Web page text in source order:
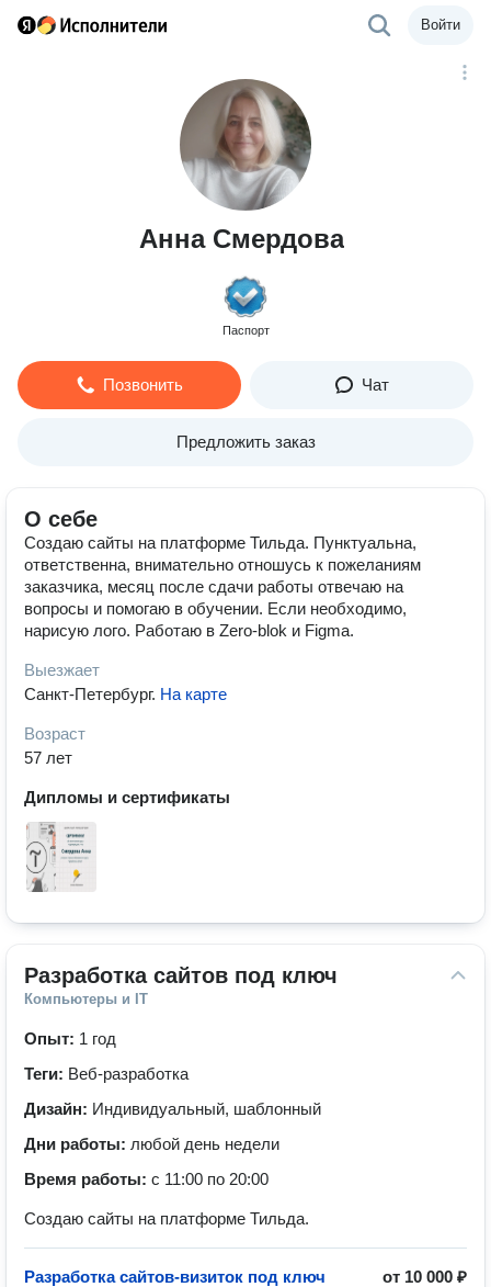
Войти
Анна Смердова
Паспорт
Позвонить Чат
Предложить заказ
О себе
Создаю сайты на платформе Тильда. Пунктуальна,
ответственна, внимательно отношусь к пожеланиям
заказчика, месяц после сдачи работы отвечаю на
вопросы и помогаю в обучении. Если необходимо,
нарисую лого. Работаю в Zero-blok и Figma.
Выезжает
Санкт-Петербург. На карте
Возраст
57 лет
Дипломы и сертификаты
Разработка сайтов под ключ
Компьютеры и IT
Опыт: 1 год
Теги: Веб-разработка
Дизайн: Индивидуальный, шаблонный
Дни работы: любой день недели
Время работы: с 11:00 по 20:00
Создаю сайты на платформе Тильда.
от 10 000 ₽
Разработка сайтов-визиток под ключ